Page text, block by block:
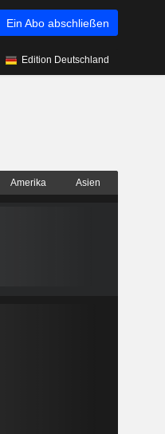
Ein Abo abschließen
Edition Deutschland
Amerika Asien